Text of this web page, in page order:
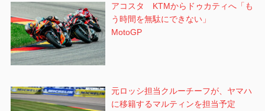
アコスタ KTMからドゥカティへ「も
う時間を無駄にできない」
MotoGP
元ロッシ担当クルーチーフが、ヤマハ
に移籍するマルティンを担当予定